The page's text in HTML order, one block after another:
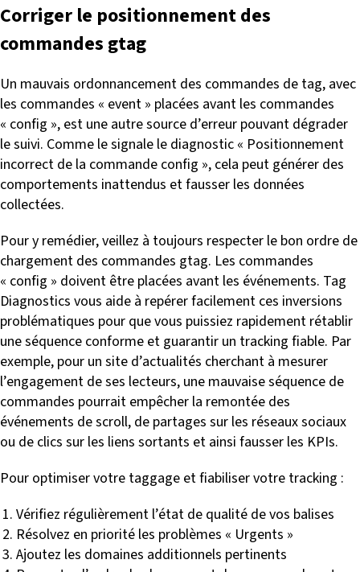
Corriger le positionnement des
commandes gtag
Un mauvais ordonnancement des commandes de tag, avec
les commandes « event » placées avant les commandes
« config », est une autre source d’erreur pouvant dégrader
le suivi. Comme le signale le diagnostic « Positionnement
incorrect de la commande config », cela peut générer des
comportements inattendus et fausser les données
collectées.
Pour y remédier, veillez à toujours respecter le bon ordre de
chargement des commandes gtag. Les commandes
« config » doivent être placées avant les événements. Tag
Diagnostics vous aide à repérer facilement ces inversions
problématiques pour que vous puissiez rapidement rétablir
une séquence conforme et guarantir un tracking fiable. Par
exemple, pour un site d’actualités cherchant à mesurer
l’engagement de ses lecteurs, une mauvaise séquence de
commandes pourrait empêcher la remontée des
événements de scroll, de partages sur les réseaux sociaux
ou de clics sur les liens sortants et ainsi fausser les KPIs.
Pour optimiser votre taggage et fiabiliser votre tracking :
Vérifiez régulièrement l’état de qualité de vos balises
Résolvez en priorité les problèmes « Urgents »
Ajoutez les domaines additionnels pertinents